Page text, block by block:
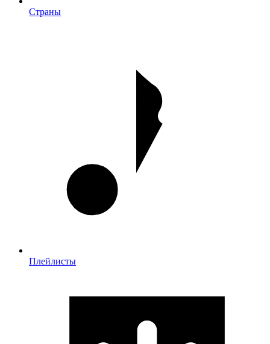
Страны
Плейлисты